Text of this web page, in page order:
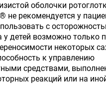
оболочки
не рекомендуется у
с
у детей возможно только
некоторых
к управлению
средствами,
реакций или на